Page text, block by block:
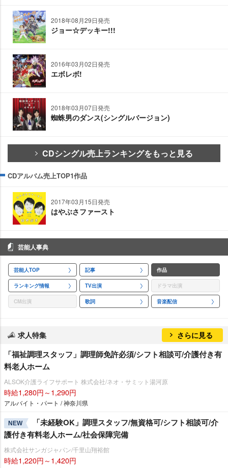
2018年08月29日発売
ジョー☆デッキー!!!
2016年03月02日発売
エボレボ!
2018年03月07日発売
蜘蛛男のダンス(シングルバージョン)
CDシングル売上ランキングをもっと見る
CDアルバム売上TOP1作品
2017年03月15日発売
はやぶさファースト
芸能人事典
芸能人TOP 記事 作品
ランキング情報 TV出演 ドラマ出演
CM出演 歌詞 音楽配信
求人特集 さらに見る
「福祉調理スタッフ」調理師免許必須/シフト相談可/介護付き有
料老人ホーム
ALSOK介護ライフサポート 株式会社/ネオ・サミット湯河原
時給1,280円～1,290円
アルバイト・パート / 神奈川県
NEW
「未経験OK」調理スタッフ/無資格可/シフト相談可/介
護付き有料老人ホーム/社会保障完備
株式会社サンガジャパン/千里山翔裕館
時給1,220円～1,420円